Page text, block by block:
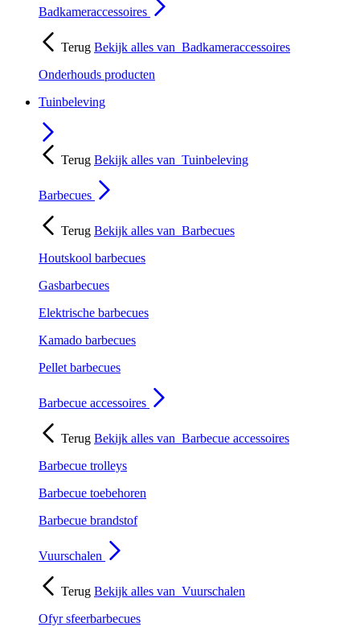
Badkameraccessoires
Terug Bekijk alles van Badkameraccessoires
Onderhouds producten
Tuinbeleving
Terug Bekijk alles van Tuinbeleving
Barbecues
Terug Bekijk alles van Barbecues
Houtskool barbecues
Gasbarbecues
Elektrische barbecues
Kamado barbecues
Pellet barbecues
Barbecue accessoires
Terug Bekijk alles van Barbecue accessoires
Barbecue trolleys
Barbecue toebehoren
Barbecue brandstof
Vuurschalen
Terug Bekijk alles van Vuurschalen
Ofyr sfeerbarbecues